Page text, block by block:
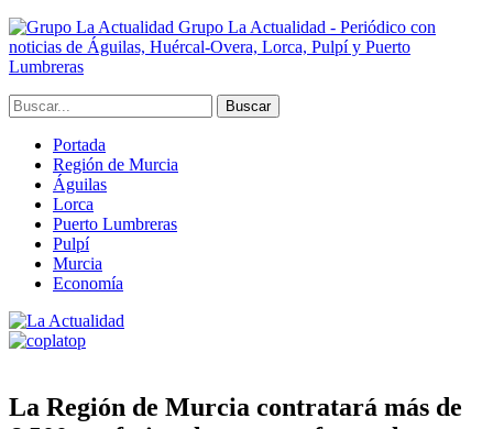
Grupo La Actualidad - Periódico con
noticias de Águilas, Huércal-Overa, Lorca, Pulpí y Puerto
Lumbreras
Portada
Región de Murcia
Águilas
Lorca
Puerto Lumbreras
Pulpí
Murcia
Economía
La Región de Murcia contratará más de